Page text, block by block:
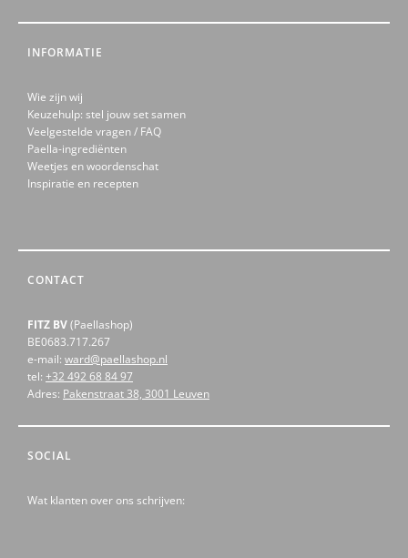
INFORMATIE
Wie zijn wij
Keuzehulp: stel jouw set samen
Veelgestelde vragen / FAQ
Paella-ingrediënten
Weetjes en woordenschat
Inspiratie en recepten
CONTACT
FITZ BV(Paellashop)
BE0683.717.267
e-mail: ward@paellashop.nl
tel: +32 492 68 84 97
Adres: Pakenstraat 38, 3001 Leuven
SOCIAL
Wat klanten over ons schrijven: